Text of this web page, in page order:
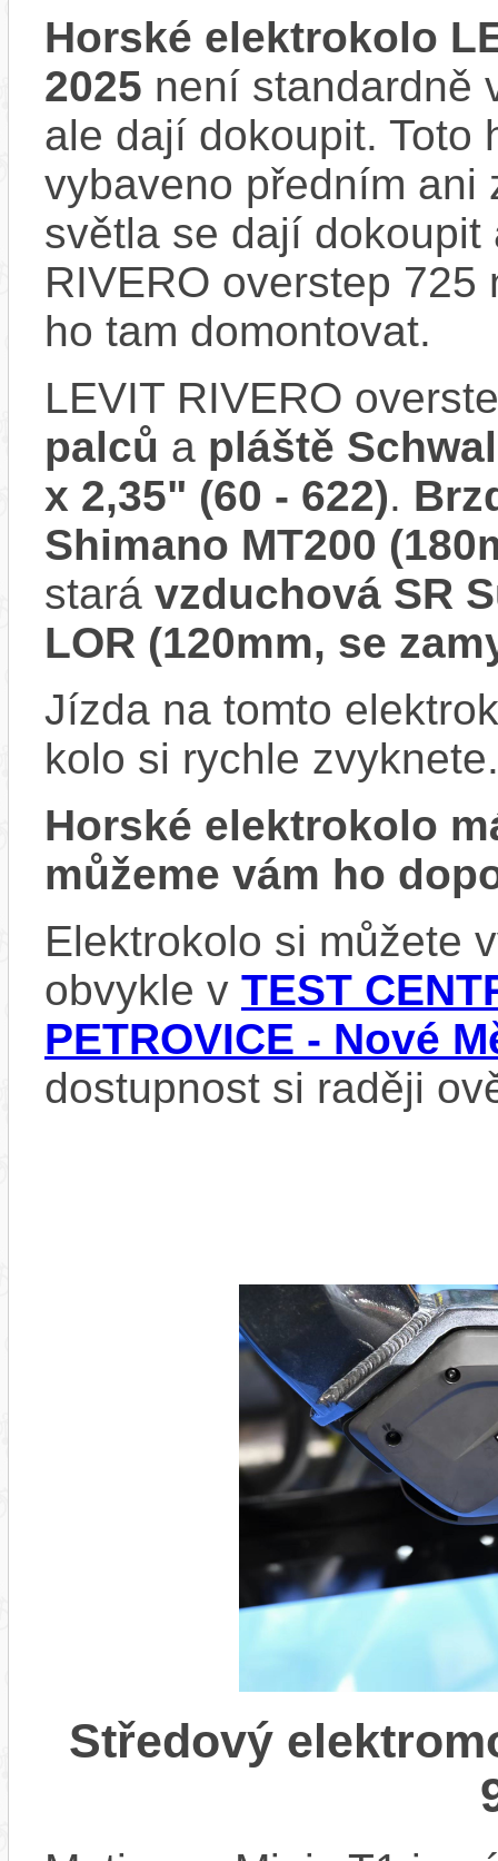
Horské elektrokolo
2025 není standardně
ale dají dokoupit. Toto
vybaveno předním ani
světla se dají
RIVERO overstep
ho tam domontovat.
LEVIT RIVERO
palců a pláště
x 2,35" (60 - 622).
Shimano MT200
stará vzduchová SR
LOR (120mm, se
Jízda na tomto
kolo si rychle zvyknete.
Horské elektrokolo
můžeme vám ho
Elektrokolo si můžete
obvykle v TEST
PETROVICE - Nové
dostupnost si raději
Středový